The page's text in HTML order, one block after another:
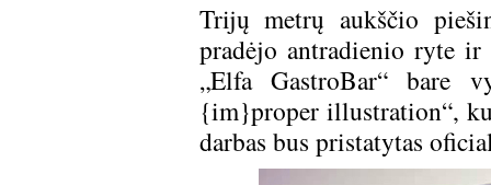
Trijų metrų aukščio
pradėjo antradienio ryte
„Elfa GastroBar“ bare
{im}proper illustration“,
darbas bus pristatytas